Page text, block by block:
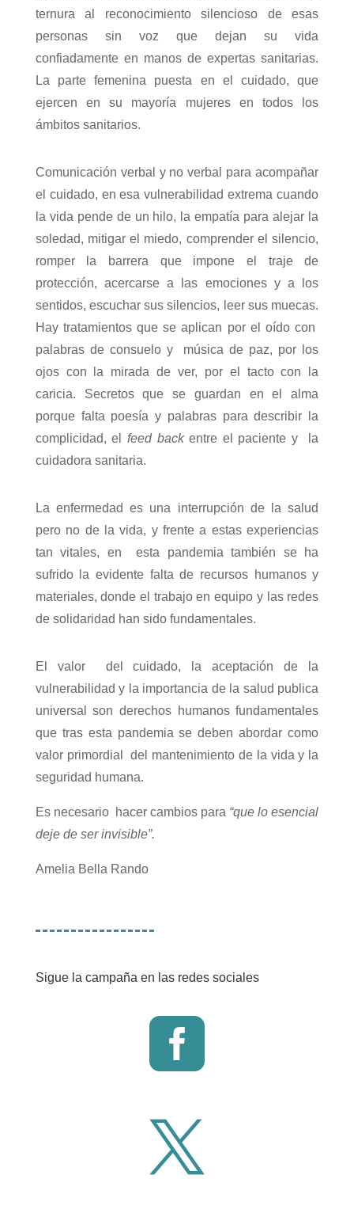
ternura al reconocimiento silencioso de esas
personas sin voz que dejan su vida
confiadamente en manos de expertas sanitarias.
La parte femenina puesta en el cuidado, que
ejercen en su mayoría mujeres en todos los
ámbitos sanitarios.
Comunicación verbal y no verbal para acompañar
el cuidado, en esa vulnerabilidad extrema cuando
la vida pende de un hilo, la empatía para alejar la
soledad, mitigar el miedo, comprender el silencio,
romper la barrera que impone el traje de
protección, acercarse a las emociones y a los
sentidos, escuchar sus silencios, leer sus muecas.
Hay tratamientos que se aplican por el oído con
palabras de consuelo y música de paz, por los
ojos con la mirada de ver, por el tacto con la
caricia. Secretos que se guardan en el alma
porque falta poesía y palabras para describir la
complicidad, el feed backentre el paciente y la
cuidadora sanitaria.
La enfermedad es una interrupción de la salud
pero no de la vida, y frente a estas experiencias
tan vitales, en esta pandemia también se ha
sufrido la evidente falta de recursos humanos y
materiales, donde el trabajo en equipo y las redes
de solidaridad han sido fundamentales.
El valor del cuidado, la aceptación de la
vulnerabilidad y la importancia de la salud publica
universal son derechos humanos fundamentales
que tras esta pandemia se deben abordar como
valor primordial del mantenimiento de la vida y la
seguridad humana.
Es necesario hacer cambios para “que lo esencial
deje de ser invisible”.
Amelia Bella Rando
Sigue la campaña en las redes sociales

